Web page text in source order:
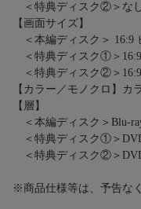
＜特典ディスク②＞な
【画面サイズ】
＜本編ディスク＞ 16:9
＜特典ディスク①＞
＜特典ディスク②＞
【カラー／モノクロ】カ
【層】
＜本編ディスク＞Blu-
＜特典ディスク①＞
＜特典ディスク②＞
※商品仕様等は、予告な